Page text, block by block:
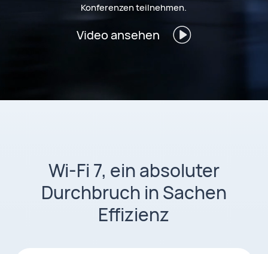
Konferenzen teilnehmen.
Video ansehen
Wi-Fi 7, ein absoluter
Durchbruch in Sachen
Effizienz